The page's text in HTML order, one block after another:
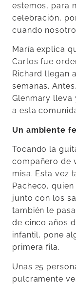
estemos, para
celebración,
cuando
María explica
Carlos fue
Richard llegan
semanas.
Glenmary lleva
a esta
Un ambiente
Tocando la
compañero de
misa. Esta vez
Pacheco,
junto con los
también le
de cinco años
infantil, pone
primera fila.
Unas 25
pulcramente